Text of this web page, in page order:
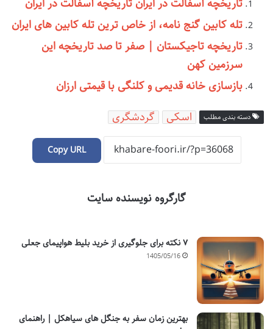
تاریخچه آسفالت در ایران تاریخچه آسفالت در ایران
تله کابین گنج نامه، از خاص ترین تله کابین های ایران
تاریخچه تاجیکستان | صفر تا صد تاریخچه این
سرزمین کهن
بازسازی خانه قدیمی و کلنگی با قیمتی ارزان
دسته بندی مطلب اسکی گردشگری
Copy URL
گارگروه نویسنده سایت
۷ نکته برای جلوگیری از خرید بلیط هواپیمای جعلی
1405/05/16
بهترین زمان سفر به جنگل های سیاهکل | راهنمای